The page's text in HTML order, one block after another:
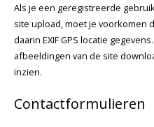
Als je een geregistreerde
site upload, moet je voorkomen
daarin EXIF GPS locatie
afbeeldingen van de site
inzien.
Contactformulieren